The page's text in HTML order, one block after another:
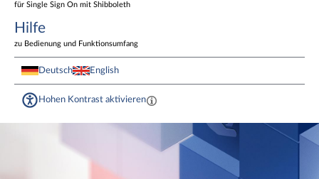
für Single Sign On mit Shibboleth
Hilfe
zu Bedienung und Funktionsumfang
Deutsch English
Hohen Kontrast aktivieren